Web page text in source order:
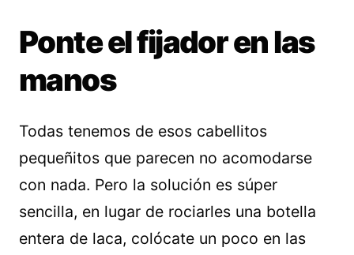
Ponte el fijador en las
manos
Todas tenemos de esos cabellitos
pequeñitos que parecen no acomodarse
con nada. Pero la solución es súper
sencilla, en lugar de rociarles una botella
entera de laca, colócate un poco en las